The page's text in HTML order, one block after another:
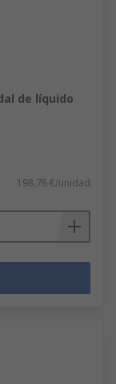
de líquido
198,78 €/unidad